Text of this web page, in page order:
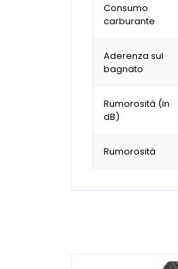
Consumo
carburante
Aderenza sul
bagnato
Rumorosità (in
dB)
Rumorosità